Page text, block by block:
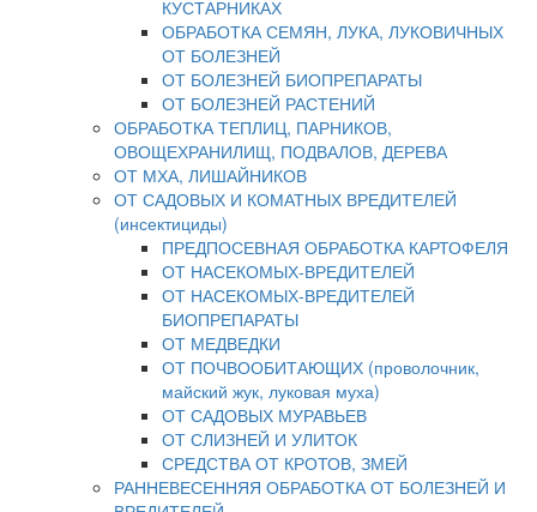
КУСТАРНИКАХ
ОБРАБОТКА СЕМЯН, ЛУКА, ЛУКОВИЧНЫХ
ОТ БОЛЕЗНЕЙ
ОТ БОЛЕЗНЕЙ БИОПРЕПАРАТЫ
ОТ БОЛЕЗНЕЙ РАСТЕНИЙ
ОБРАБОТКА ТЕПЛИЦ, ПАРНИКОВ,
ОВОЩЕХРАНИЛИЩ, ПОДВАЛОВ, ДЕРЕВА
ОТ МХА, ЛИШАЙНИКОВ
ОТ САДОВЫХ И КОМАТНЫХ ВРЕДИТЕЛЕЙ
(инсектициды)
ПРЕДПОСЕВНАЯ ОБРАБОТКА КАРТОФЕЛЯ
ОТ НАСЕКОМЫХ-ВРЕДИТЕЛЕЙ
ОТ НАСЕКОМЫХ-ВРЕДИТЕЛЕЙ
БИОПРЕПАРАТЫ
ОТ МЕДВЕДКИ
ОТ ПОЧВООБИТАЮЩИХ (проволочник,
майский жук, луковая муха)
ОТ САДОВЫХ МУРАВЬЕВ
ОТ СЛИЗНЕЙ И УЛИТОК
СРЕДСТВА ОТ КРОТОВ, ЗМЕЙ
РАННЕВЕСЕННЯЯ ОБРАБОТКА ОТ БОЛЕЗНЕЙ И